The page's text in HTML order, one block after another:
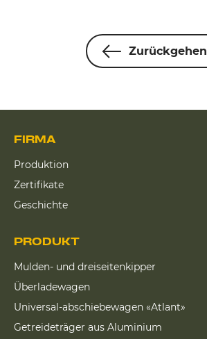
Zurückgehen
FIRMA
Produktion
Zertifikate
Geschichte
PRODUKT
Mulden- und dreiseitenkipper
Überladewagen
Universal-abschiebewagen «Atlant»
Getreideträger aus Aluminium